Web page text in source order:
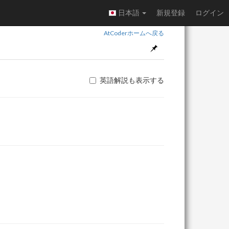
日本語 新規登録 ログイン
AtCoderホームへ戻る
英語解説も表示する